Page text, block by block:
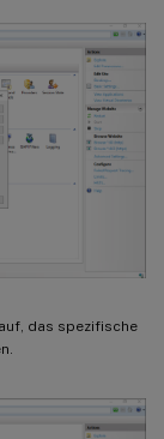
das spezifische